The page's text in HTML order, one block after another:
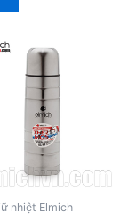
nhiệt Elmich